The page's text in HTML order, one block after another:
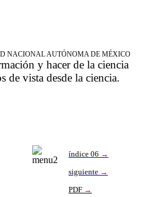
NACIONAL AUTÓNOMA DE MÉXICO
y hacer de la ciencia
de vista desde la ciencia.
índice 06 →
siguiente →
PDF →